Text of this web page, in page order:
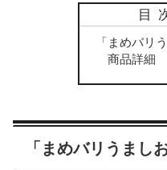
目
「まめバリ
商品詳細
「まめバリうまし